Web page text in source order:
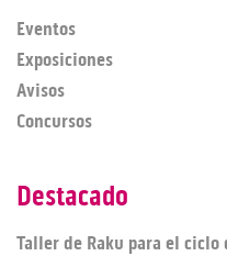
Eventos
Exposiciones
Avisos
Concursos
Destacado
Taller de Raku para el